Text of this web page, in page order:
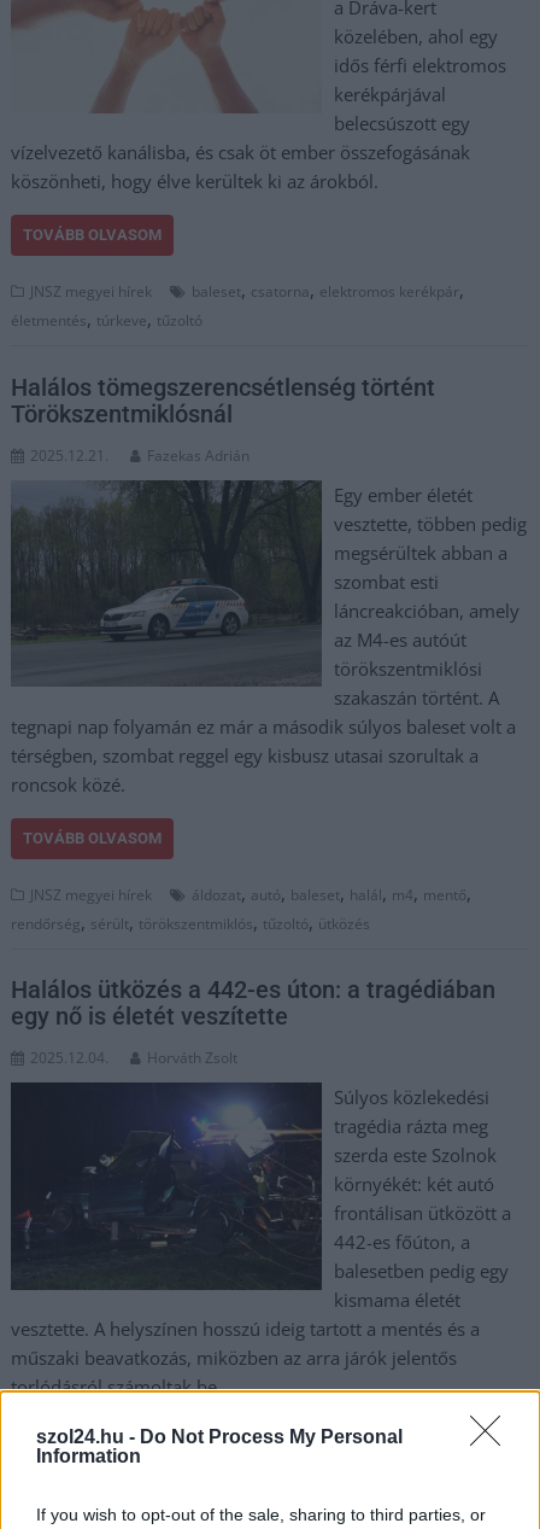
szol24.hu - Do Not Process My Personal
Information
If you wish to opt-out of the sale, sharing to third parties, or
a Dráva-kert
közelében, ahol egy
idős férfi elektromos
kerékpárjával
belecsúszott egy
vízelvezető kanálisba, és csak öt ember összefogásának
köszönheti, hogy élve kerültek ki az árokból.
TOVÁBB OLVASOM
JNSZ megyei hírek baleset, csatorna, elektromos kerékpár,
életmentés, túrkeve, tűzoltó
Halálos tömegszerencsétlenség történt
Törökszentmiklósnál
2025.12.21. Fazekas Adrián
Egy ember életét
vesztette, többen pedig
megsérültek abban a
szombat esti
láncreakcióban, amely
az M4-es autóút
törökszentmiklósi
szakaszán történt. A
tegnapi nap folyamán ez már a második súlyos baleset volt a
térségben, szombat reggel egy kisbusz utasai szorultak a
roncsok közé.
TOVÁBB OLVASOM
JNSZ megyei hírek áldozat, autó, baleset, halál, m4, mentő,
rendőrség, sérült, törökszentmiklós, tűzoltó, ütközés
Halálos ütközés a 442-es úton: a tragédiában
egy nő is életét veszítette
2025.12.04. Horváth Zsolt
Súlyos közlekedési
tragédia rázta meg
szerda este Szolnok
környékét: két autó
frontálisan ütközött a
442-es főúton, a
balesetben pedig egy
kismama életét
vesztette. A helyszínen hosszú ideig tartott a mentés és a
műszaki beavatkozás, miközben az arra járók jelentős
torlódásról számoltak be.
TOVÁBB OLVASOM